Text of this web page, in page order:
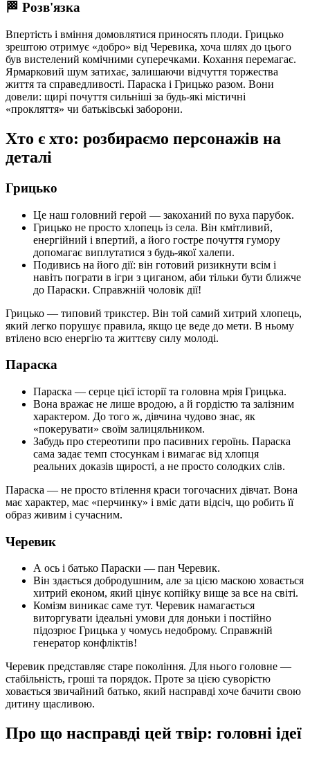
🏁 Розв'язка
Впертість і вміння домовлятися приносять плоди. Грицько
зрештою отримує «добро» від Черевика, хоча шлях до цього
був вистелений комічними суперечками. Кохання перемагає.
Ярмарковий шум затихає, залишаючи відчуття торжества
життя та справедливості. Параска і Грицько разом. Вони
довели: щирі почуття сильніші за будь-які містичні
«прокляття» чи батьківські заборони.
Хто є хто: розбираємо персонажів на
деталі
Грицько
Це наш головний герой — закоханий по вуха парубок.
Грицько не просто хлопець із села. Він кмітливий,
енергійний і впертий, а його гостре почуття гумору
допомагає виплутатися з будь-якої халепи.
Подивись на його дії: він готовий ризикнути всім і
навіть пограти в ігри з циганом, аби тільки бути ближче
до Параски. Справжній чоловік дії!
Грицько — типовий трикстер. Він той самий хитрий хлопець,
який легко порушує правила, якщо це веде до мети. В ньому
втілено всю енергію та життєву силу молоді.
Параска
Параска — серце цієї історії та головна мрія Грицька.
Вона вражає не лише вродою, а й гордістю та залізним
характером. До того ж, дівчина чудово знає, як
«покерувати» своїм залицяльником.
Забудь про стереотипи про пасивних героїнь. Параска
сама задає темп стосункам і вимагає від хлопця
реальних доказів щирості, а не просто солодких слів.
Параска — не просто втілення краси тогочасних дівчат. Вона
має характер, має «перчинку» і вміє дати відсіч, що робить її
образ живим і сучасним.
Черевик
А ось і батько Параски — пан Черевик.
Він здається добродушним, але за цією маскою ховається
хитрий економ, який цінує копійку вище за все на світі.
Комізм виникає саме тут. Черевик намагається
виторгувати ідеальні умови для доньки і постійно
підозрює Грицька у чомусь недоброму. Справжній
генератор конфліктів!
Черевик представляє старе покоління. Для нього головне —
стабільність, гроші та порядок. Проте за цією суворістю
ховається звичайний батько, який насправді хоче бачити свою
дитину щасливою.
Про що насправді цей твір: головні ідеї